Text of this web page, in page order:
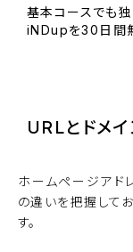
基本コースでも
iNDupを30日間
URLとドメ
ホームページアド
の違いを把握して
す。